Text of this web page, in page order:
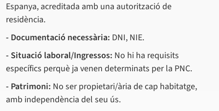
Espanya, acreditada amb una autorització de
residència.
- Documentació necessària: DNI, NIE.
- Situació laboral/Ingressos: No hi ha requisits
específics perquè ja venen determinats per la PNC.
- Patrimoni: No ser propietari/ària de cap habitatge,
amb independència del seu ús.